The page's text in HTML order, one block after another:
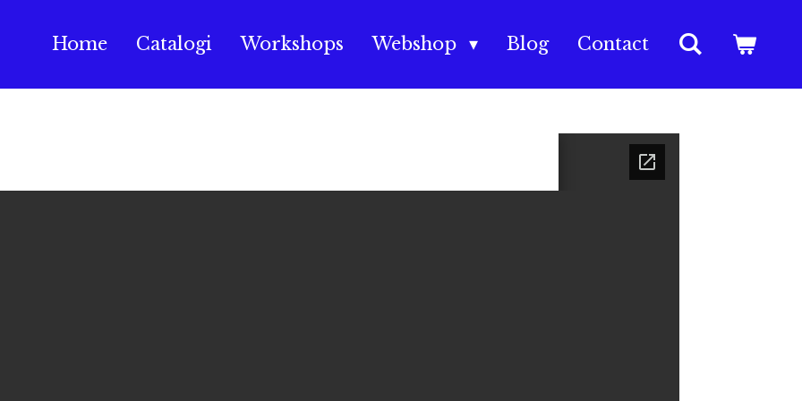
Home Catalogi Workshops Webshop Blog Contact